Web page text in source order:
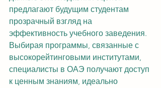
предлагают будущим студентам
прозрачный взгляд на
эффективность учебного заведения.
Выбирая программы, связанные с
высокорейтинговыми институтами,
специалисты в ОАЭ получают доступ
к ценным знаниям, идеально